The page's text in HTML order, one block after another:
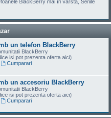
BlackBerry mai în varsta, Seriile
un telefon BlackBerry
BlackBerry
isi pot prezenta oferta aici)
Cumparari
un accesoriu BlackBerry
BlackBerry
isi pot prezenta oferta aici)
Cumparari